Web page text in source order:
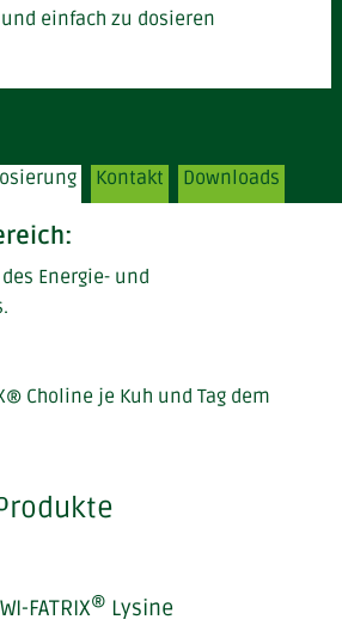
einfach zu dosieren
Kontakt Downloads
Energie- und
Choline je Kuh und Tag dem
FATRIX® Lysine